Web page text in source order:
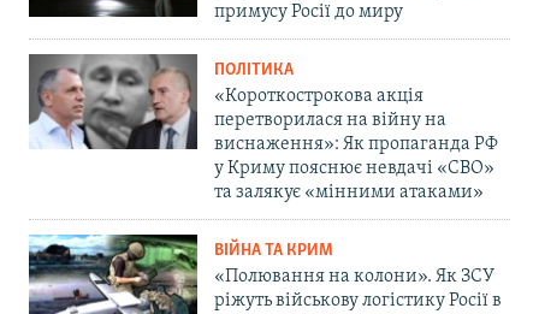
примусу Росії до миру
ПОЛІТИКА
«Короткострокова акція
перетворилася на війну на
виснаження»: Як пропаганда РФ
у Криму пояснює невдачі «СВО»
та залякує «мінними атаками»
ВІЙНА ТА КРИМ
«Полювання на колони». Як ЗСУ
ріжуть військову логістику Росії в